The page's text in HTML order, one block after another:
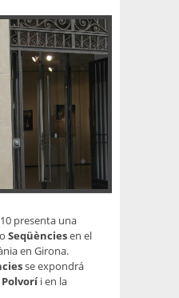
presenta una
Seqüènciesen el
en Girona.
se expondrá
Polvoríi en la